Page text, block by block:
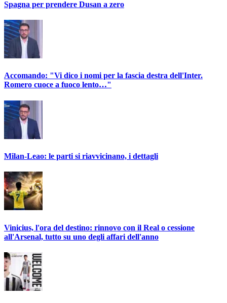
Spagna per prendere Dusan a zero
Accomando: "Vi dico i nomi per la fascia destra dell'Inter.
Romero cuoce a fuoco lento…"
Milan-Leao: le parti si riavvicinano, i dettagli
Vinicius, l'ora del destino: rinnovo con il Real o cessione
all'Arsenal, tutto su uno degli affari dell'anno